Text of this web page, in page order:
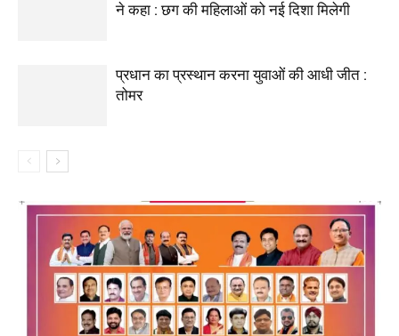
ने कहा : छग की महिलाओं को नई दिशा मिलेगी
प्रधान का प्रस्थान करना युवाओं की आधी जीत :
तोमर